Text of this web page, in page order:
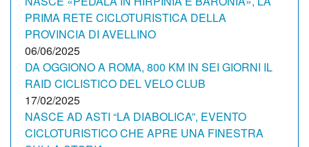
PRIMA RETE CICLOTURISTICA DELLA
PROVINCIA DI AVELLINO
06/06/2025
DA OGGIONO A ROMA, 800 KM IN SEI GIORNI IL
RAID CICLISTICO DEL VELO CLUB
17/02/2025
NASCE AD ASTI “LA DIABOLICA”, EVENTO
CICLOTURISTICO CHE APRE UNA FINESTRA